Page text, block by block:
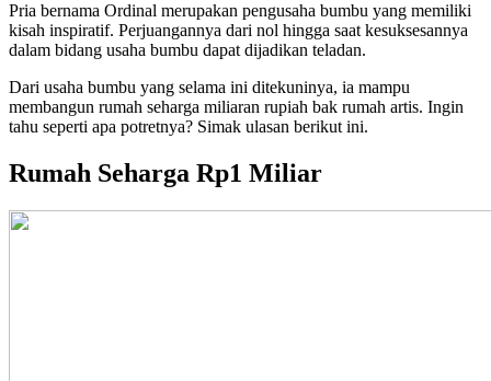
Pria bernama Ordinal merupakan pengusaha bumbu yang memiliki
kisah inspiratif. Perjuangannya dari nol hingga saat kesuksesannya
dalam bidang usaha bumbu dapat dijadikan teladan.
Dari usaha bumbu yang selama ini ditekuninya, ia mampu
membangun rumah seharga miliaran rupiah bak rumah artis. Ingin
tahu seperti apa potretnya? Simak ulasan berikut ini.
Rumah Seharga Rp1 Miliar